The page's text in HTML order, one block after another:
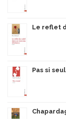
Le reflet
Pas si seul